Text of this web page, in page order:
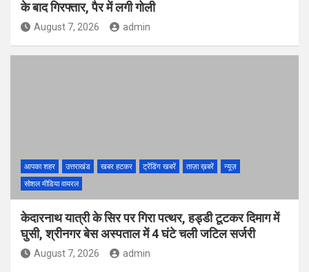
के बाद गिरफ्तार, पैर में लगी गोली
August 7, 2026 admin
आपका शहर उत्तराखंड खबर हटकर ट्रेंडिंग खबरें ताज़ा ख़बरें
न्यूज़
सोशल मीडिया वायरल
केदारनाथ यात्री के सिर पर गिरा पत्थर, हड्डी टूटकर दिमाग में
घुसी, श्रीनगर बेस अस्पताल में 4 घंटे चली जटिल सर्जरी
August 7, 2026 admin